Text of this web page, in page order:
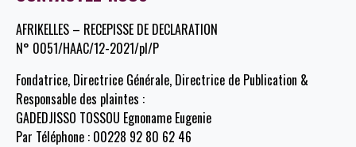
AFRIKELLES – RECEPISSE DE DECLARATION
N° 0051/HAAC/12-2021/pl/P
Fondatrice, Directrice Générale, Directrice de Publication &
Responsable des plaintes :
GADEDJISSO TOSSOU Egnoname Eugenie
Par Téléphone : 00228 92 80 62 46